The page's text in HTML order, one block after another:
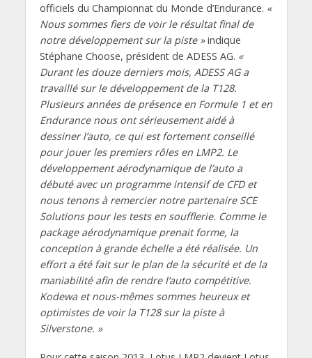
officiels du Championnat du Monde d’Endurance. «
Nous sommes fiers de voir le résultat final de
notre développement sur la piste »indique
Stéphane Choose, président de ADESS AG. «
Durant les douze derniers mois, ADESS AG a
travaillé sur le développement de la T128.
Plusieurs années de présence en Formule 1 et en
Endurance nous ont sérieusement aidé à
dessiner l’auto, ce qui est fortement conseillé
pour jouer les premiers rôles en LMP2. Le
développement aérodynamique de l’auto a
débuté avec un programme intensif de CFD et
nous tenons à remercier notre partenaire SCE
Solutions pour les tests en soufflerie. Comme le
package aérodynamique prenait forme, la
conception à grande échelle a été réalisée. Un
effort a été fait sur le plan de la sécurité et de la
maniabilité afin de rendre l’auto compétitive.
Kodewa et nous-mêmes sommes heureux et
optimistes de voir la T128 sur la piste à
Silverstone. »